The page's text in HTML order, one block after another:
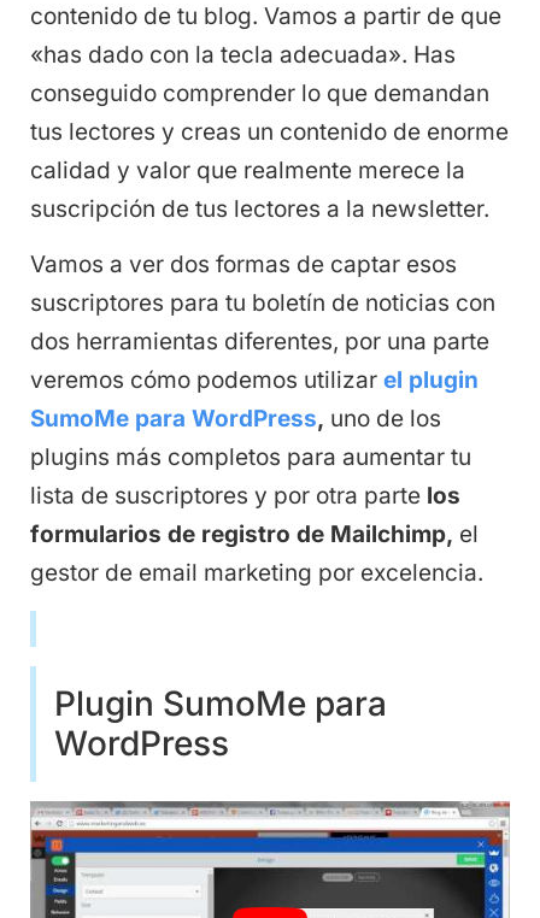
contenido de tu blog. Vamos a partir de que
«has dado con la tecla adecuada». Has
conseguido comprender lo que demandan
tus lectores y creas un contenido de enorme
calidad y valor que realmente merece la
suscripción de tus lectores a la newsletter.
Vamos a ver dos formas de captar esos
suscriptores para tu boletín de noticias con
dos herramientas diferentes, por una parte
veremos cómo podemos utilizar el plugin
SumoMe para WordPress, uno de los
plugins más completos para aumentar tu
lista de suscriptores y por otra parte los
formularios de registro de Mailchimp, el
gestor de email marketing por excelencia.
Plugin SumoMe para
WordPress